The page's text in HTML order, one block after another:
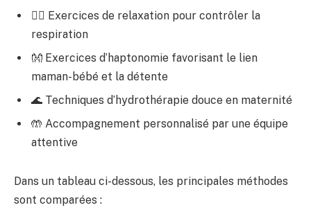
🧘‍♀️ Exercices de relaxation pour contrôler la
respiration
👐 Exercices d’haptonomie favorisant le lien
maman-bébé et la détente
🌊 Techniques d’hydrothérapie douce en maternité
🤲 Accompagnement personnalisé par une équipe
attentive
Dans un tableau ci-dessous, les principales méthodes
sont comparées :